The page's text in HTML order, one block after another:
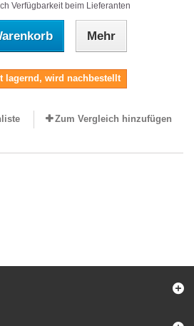
Verfügbarkeit beim Lieferanten
Mehr
lagernd, wird nachbestellt
Zum Vergleich hinzufügen